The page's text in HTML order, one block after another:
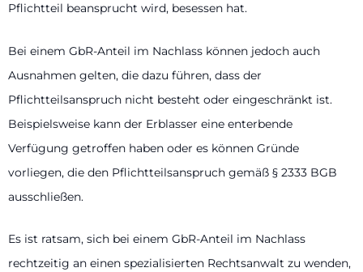
Pflichtteil beansprucht wird, besessen hat.
Bei einem GbR-Anteil im Nachlass können jedoch auch
Ausnahmen gelten, die dazu führen, dass der
Pflichtteilsanspruch nicht besteht oder eingeschränkt ist.
Beispielsweise kann der Erblasser eine enterbende
Verfügung getroffen haben oder es können Gründe
vorliegen, die den Pflichtteilsanspruch gemäß § 2333 BGB
ausschließen.
Es ist ratsam, sich bei einem GbR-Anteil im Nachlass
rechtzeitig an einen spezialisierten Rechtsanwalt zu wenden,